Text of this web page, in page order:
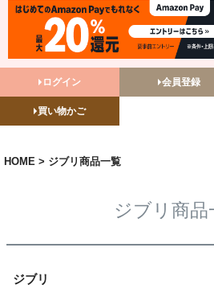
ログイン 会員登録
買い物かご
HOME ジブリ商品一覧
ジブリ商品
ジブリ
予約商品
予約商品のみを表示
並び順
登録順
価格が高い順
キーワードヒット順
検索